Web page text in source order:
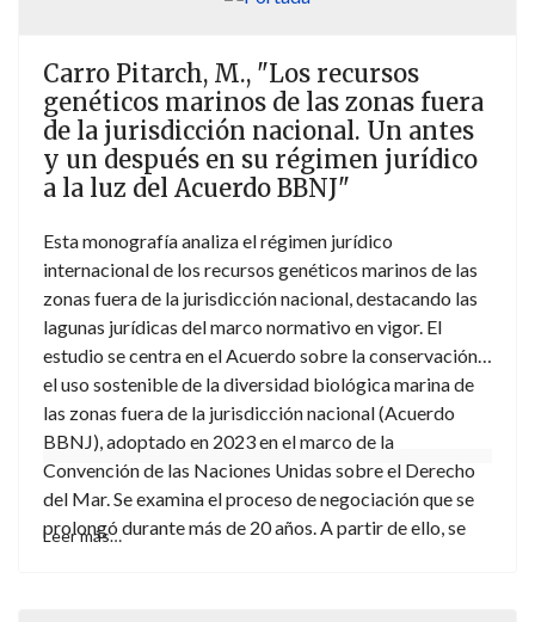
Carro Pitarch, M., "Los recursos
genéticos marinos de las zonas fuera
de la jurisdicción nacional. Un antes
y un después en su régimen jurídico
a la luz del Acuerdo BBNJ"
Esta monografía analiza el régimen jurídico
internacional de los recursos genéticos marinos de las
zonas fuera de la jurisdicción nacional, destacando las
lagunas jurídicas del marco normativo en vigor. El
estudio se centra en el Acuerdo sobre la conservación y
el uso sostenible de la diversidad biológica marina de
las zonas fuera de la jurisdicción nacional (Acuerdo
BBNJ), adoptado en 2023 en el marco de la
Convención de las Naciones Unidas sobre el Derecho
del Mar. Se examina el proceso de negociación que se
prolongó durante más de 20 años. A partir de ello, se
Leer más…